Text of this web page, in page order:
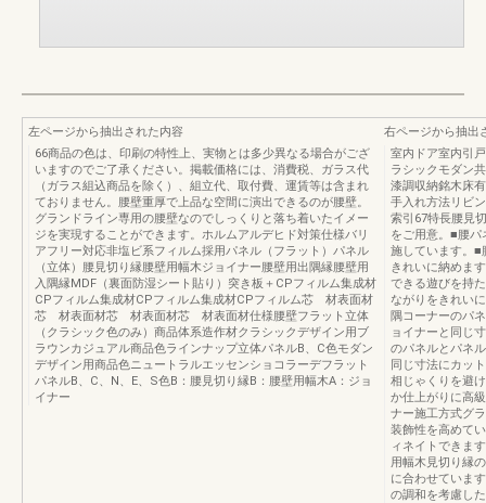
左ページから抽出された内容
66商品の色は、印刷の特性上、実物とは多少異なる場合がござ
いますのでご了承ください。掲載価格には、消費税、ガラス代
（ガラス組込商品を除く）、組立代、取付費、運賃等は含まれ
ておりません。腰壁重厚で上品な空間に演出できるのが腰壁。
グランドライン専用の腰壁なのでしっくりと落ち着いたイメー
ジを実現することができます。ホルムアルデヒド対策仕様バリ
アフリー対応非塩ビ系フィルム採用パネル（フラット）パネル
（立体）腰見切り縁腰壁用幅木ジョイナー腰壁用出隅縁腰壁用
入隅縁MDF（裏面防湿シート貼り）突き板＋CPフィルム集成材
CPフィルム集成材CPフィルム集成材CPフィルム芯 材表面材
芯 材表面材芯 材表面材芯 材表面材仕様腰壁フラット立体
（クラシック色のみ）商品体系造作材クラシックデザイン用ブ
ラウンカジュアル商品色ラインナップ立体パネルB、C色モダン
デザイン用商品色ニュートラルエッセンショコラーデフラット
パネルB、C、N、E、S色B：腰見切り縁B：腰壁用幅木A：ジョ
イナー
右ページから抽出
室内ドア室内引
ラシックモダン
漆調収納銘木床
手入れ方法リビ
索引67特長腰見
をご用意。■腰
施しています。■
きれいに納めま
できる遊びを持
ながりをきれい
隅コーナーのパ
ョイナーと同じ
のパネルとパネ
同じ寸法にカッ
相じゃくりを避
か仕上がりに高
ナー施工方式グ
装飾性を高めて
ィネイトできま
用幅木見切り縁
に合わせていま
の調和を考慮し